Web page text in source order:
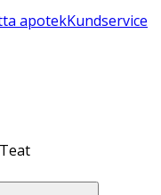
apotekKundservice